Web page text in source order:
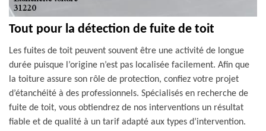
Tout pour la détection de fuite de toit
Les fuites de toit peuvent souvent être une activité de longue
durée puisque l’origine n’est pas localisée facilement. Afin que
la toiture assure son rôle de protection, confiez votre projet
d’étanchéité à des professionnels. Spécialisés en recherche de
fuite de toit, vous obtiendrez de nos interventions un résultat
fiable et de qualité à un tarif adapté aux types d’intervention.